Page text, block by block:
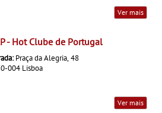
Ver mais
- Hot Clube de Portugal
Praça da Alegria, 48
004 Lisboa
Ver mais